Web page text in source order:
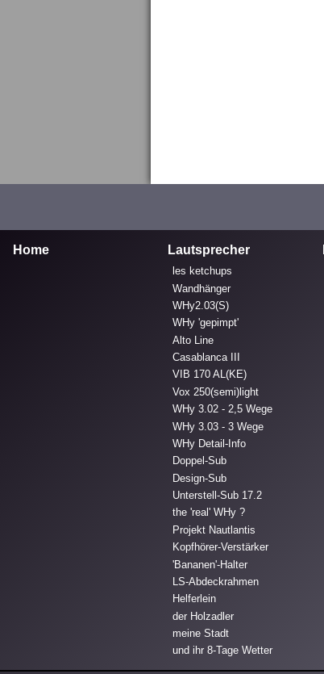
Home Lautsprecher
les ketchups
Wandhänger
WHy2.03(S)
WHy 'gepimpt'
Alto Line
Casablanca III
VIB 170 AL(KE)
Vox 250(semi)light
WHy 3.02 - 2,5 Wege
WHy 3.03 - 3 Wege
WHy Detail-Info
Doppel-Sub
Design-Sub
Unterstell-Sub 17.2
the 'real' WHy ?
Projekt Nautlantis
Kopfhörer-Verstärker
'Bananen'-Halter
LS-Abdeckrahmen
Helferlein
der Holzadler
meine Stadt
und ihr 8-Tage Wetter